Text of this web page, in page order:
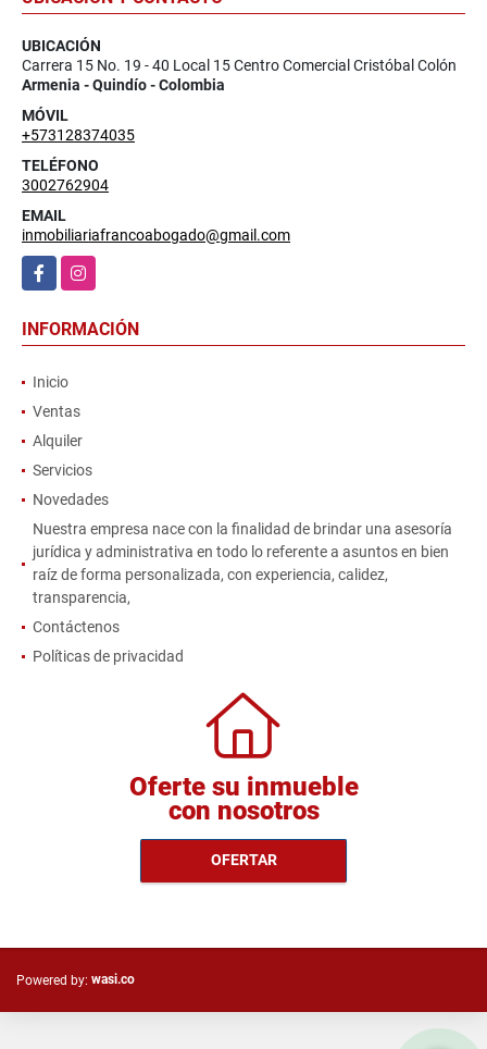
UBICACIÓN
Carrera 15 No. 19 - 40 Local 15 Centro Comercial Cristóbal Colón
Armenia - Quindío - Colombia
MÓVIL
+573128374035
TELÉFONO
3002762904
EMAIL
inmobiliariafrancoabogado@gmail.com
FacebookInstagram
INFORMACIÓN
Inicio
Ventas
Alquiler
Servicios
Novedades
Nuestra empresa nace con la finalidad de brindar una asesoría
jurídica y administrativa en todo lo referente a asuntos en bien
raíz de forma personalizada, con experiencia, calidez,
transparencia,
Contáctenos
Políticas de privacidad
Oferte su inmueble
con nosotros
OFERTAR
Powered by: wasi.co